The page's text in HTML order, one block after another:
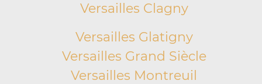
Versailles Clagny
Versailles Glatigny
Versailles Grand Siècle
Versailles Montreuil